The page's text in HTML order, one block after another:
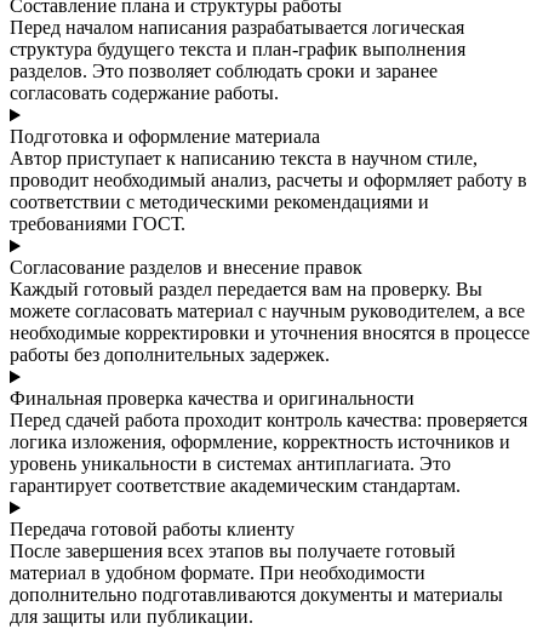
Составление плана и структуры работы
Перед началом написания разрабатывается логическая
структура будущего текста и план-график выполнения
разделов. Это позволяет соблюдать сроки и заранее
согласовать содержание работы.
Подготовка и оформление материала
Автор приступает к написанию текста в научном стиле,
проводит необходимый анализ, расчеты и оформляет работу в
соответствии с методическими рекомендациями и
требованиями ГОСТ.
Согласование разделов и внесение правок
Каждый готовый раздел передается вам на проверку. Вы
можете согласовать материал с научным руководителем, а все
необходимые корректировки и уточнения вносятся в процессе
работы без дополнительных задержек.
Финальная проверка качества и оригинальности
Перед сдачей работа проходит контроль качества: проверяется
логика изложения, оформление, корректность источников и
уровень уникальности в системах антиплагиата. Это
гарантирует соответствие академическим стандартам.
Передача готовой работы клиенту
После завершения всех этапов вы получаете готовый
материал в удобном формате. При необходимости
дополнительно подготавливаются документы и материалы
для защиты или публикации.